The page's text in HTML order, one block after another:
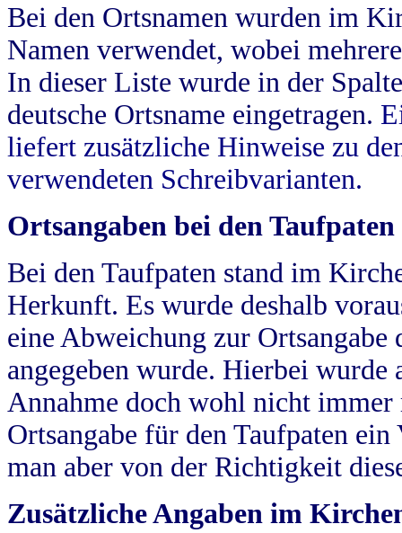
Bei den Ortsnamen wurden im
Namen verwendet, wobei
In dieser Liste wurde in der
deutsche Ortsname eingetragen.
liefert zusätzliche Hinweise zu
verwendeten Schreibvarianten.
Ortsangaben bei den Taufpaten
Bei den Taufpaten stand im
Herkunft. Es wurde deshalb
eine Abweichung zur
angegeben wurde. Hierbei wurde
Annahme doch wohl nicht
Ortsangabe für den Taufpaten
man aber von der Richtigkeit
Zusätzliche Angaben im